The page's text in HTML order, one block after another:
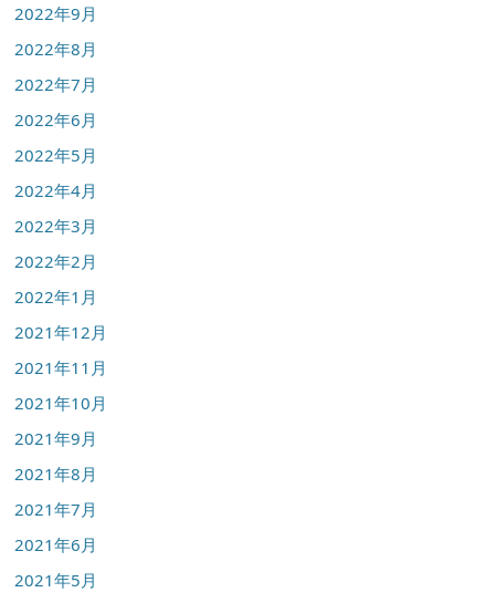
2022年9月
2022年8月
2022年7月
2022年6月
2022年5月
2022年4月
2022年3月
2022年2月
2022年1月
2021年12月
2021年11月
2021年10月
2021年9月
2021年8月
2021年7月
2021年6月
2021年5月